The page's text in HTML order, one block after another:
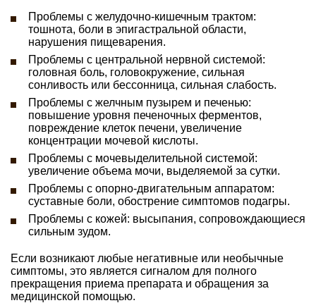
Проблемы с желудочно-кишечным трактом:
тошнота, боли в эпигастральной области,
нарушения пищеварения.
Проблемы с центральной нервной системой:
головная боль, головокружение, сильная
сонливость или бессонница, сильная слабость.
Проблемы с желчным пузырем и печенью:
повышение уровня печеночных ферментов,
повреждение клеток печени, увеличение
концентрации мочевой кислоты.
Проблемы с мочевыделительной системой:
увеличение объема мочи, выделяемой за сутки.
Проблемы с опорно-двигательным аппаратом:
суставные боли, обострение симптомов подагры.
Проблемы с кожей: высыпания, сопровождающиеся
сильным зудом.
Если возникают любые негативные или необычные
симптомы, это является сигналом для полного
прекращения приема препарата и обращения за
медицинской помощью.